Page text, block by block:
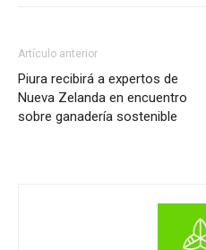
Artículo anterior
Piura recibirá a expertos de
Nueva Zelanda en encuentro
sobre ganadería sostenible